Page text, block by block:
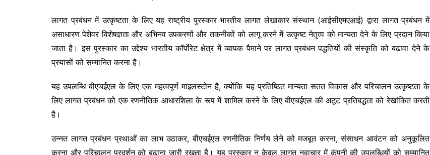
o
k
p
p
n
k
लागत प्रबंधन में उत्कृष्टता के लिए यह राष्ट्रीय पुरस्कार भारतीय लागत लेखाकार संस्थान (आईसीएमएआई) द्वारा लागत प्रबंधन में
असाधारण पेशेवर विशेषज्ञता और अभिनव उपकरणों और तकनीकों को लागू करने में उत्कृष्ट नेतृत्व को मान्यता देने के लिए प्रदान किया
जाता है। इस पुरस्कार का उद्देश्य भारतीय कॉर्पोरेट क्षेत्र में व्यापक पैमाने पर लागत प्रबंधन पद्धतियों की संस्कृति को बढ़ावा देने के
प्रयासों को सम्मानित करना है।
यह उपलब्धि बीएचईएल के लिए एक महत्वपूर्ण माइलस्टोन है, क्योंकि यह प्रतिष्ठित मान्यता सतत विकास और परिचालन उत्कृष्टता के
लिए लागत प्रबंधन को एक रणनीतिक आधारशिला के रूप में शामिल करने के लिए बीएचईएल की अटूट प्रतिबद्धता को रेखांकित करती
है।
उन्नत लागत प्रबंधन प्रथाओं का लाभ उठाकर, बीएचईएल रणनीतिक निर्णय लेने को मजबूत करना, संसाधन आवंटन को अनुकूलित
करना और परिचालन प्रदर्शन को बढ़ाना जारी रखता है। यह पुरस्कार न केवल लागत नवाचार में कंपनी की उपलब्धियों को सम्मानित